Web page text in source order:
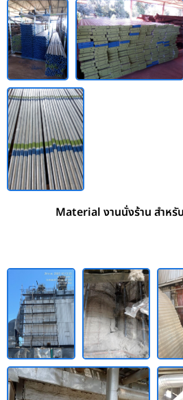
Material งานนั่งร้าน สำหรั